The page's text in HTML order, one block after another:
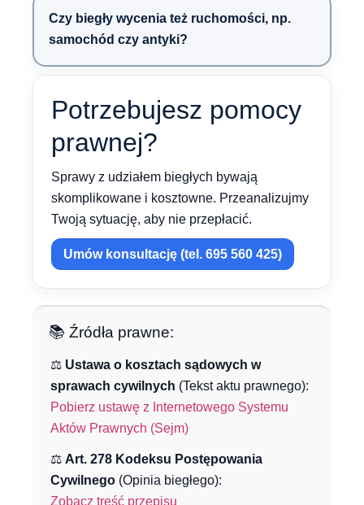
Czy biegły wycenia też ruchomości, np.
samochód czy antyki?
Potrzebujesz pomocy
prawnej?
Sprawy z udziałem biegłych bywają
skomplikowane i kosztowne. Przeanalizujmy
Twoją sytuację, aby nie przepłacić.
Umów konsultację (tel. 695 560 425)
📚 Źródła prawne:
⚖️ Ustawa o kosztach sądowych w
sprawach cywilnych (Tekst aktu prawnego):
Pobierz ustawę z Internetowego Systemu
Aktów Prawnych (Sejm)
⚖️ Art. 278 Kodeksu Postępowania
Cywilnego (Opinia biegłego):
Zobacz treść przepisu